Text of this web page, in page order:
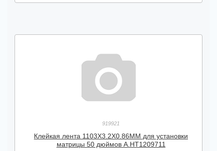
919921
Клейкая лента 1103X3.2X0.86MM для установки
матрицы 50 дюймов А.HT1209711